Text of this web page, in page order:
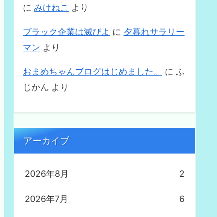
に みけねこ より
ブラック企業は滅びよ に 夕暮れサラリー
マン より
おまめちゃんブログはじめました。 に ふ
じかん より
アーカイブ
2026年8月 2
2026年7月 6